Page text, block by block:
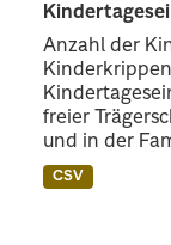
Anzahl der
freier
und in der
CSV